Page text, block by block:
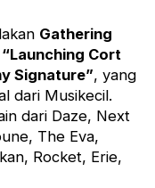
Gathering
“Launching Cort
Signature”, yang
dari Musikecil.
dari Daze, Next
The Eva,
Rocket, Erie,